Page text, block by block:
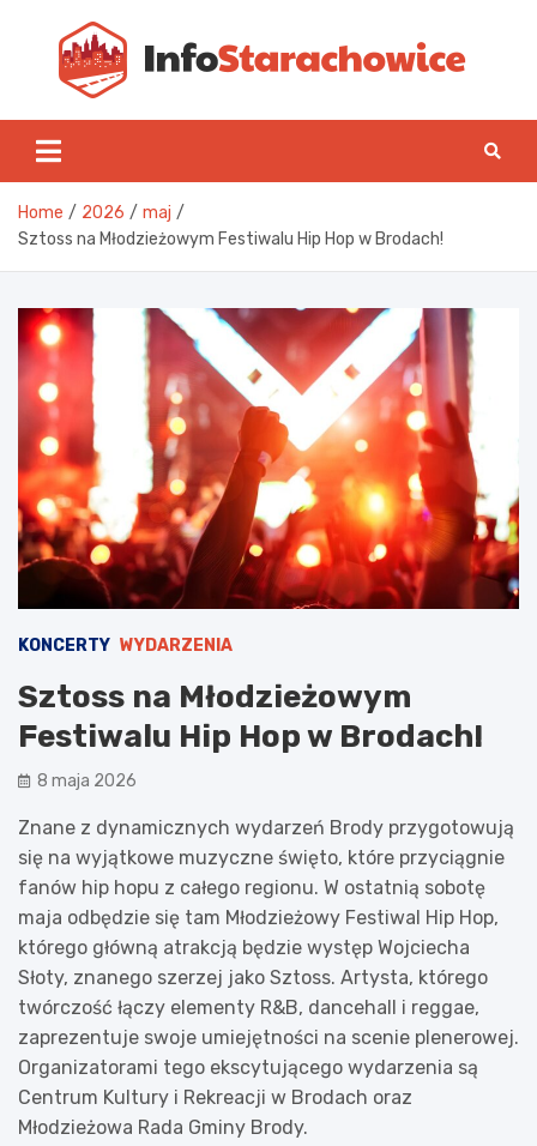
content
Home 2026
maj
Sztoss na Młodzieżowym Festiwalu Hip Hop w Brodach!
KONCERTY WYDARZENIA
Sztoss na Młodzieżowym
Festiwalu Hip Hop w Brodach!
8 maja 2026
Znane z dynamicznych wydarzeń Brody przygotowują
się na wyjątkowe muzyczne święto, które przyciągnie
fanów hip hopu z całego regionu. W ostatnią sobotę
maja odbędzie się tam Młodzieżowy Festiwal Hip Hop,
którego główną atrakcją będzie występ Wojciecha
Słoty, znanego szerzej jako Sztoss. Artysta, którego
twórczość łączy elementy R&B, dancehall i reggae,
zaprezentuje swoje umiejętności na scenie plenerowej.
Organizatorami tego ekscytującego wydarzenia są
Centrum Kultury i Rekreacji w Brodach oraz
Młodzieżowa Rada Gminy Brody.